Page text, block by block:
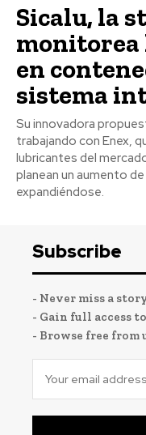
Sicalu, la
monitorea
en
sistema
Su innovadora
trabajando con Enex,
lubricantes del
planean un aumento
expandiéndose.
Subscribe
- Never miss a
- Gain full access
- Browse free from